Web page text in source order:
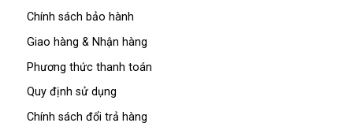
Chính sách bảo hành
Giao hàng & Nhận hàng
Phương thức thanh toán
Quy định sử dụng
Chính sách đổi trả hàng